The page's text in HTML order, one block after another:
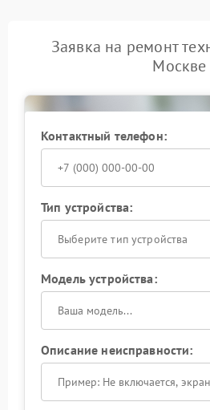
Заявка на ремонт
Москве
Контактный телефон:
Тип устройства:
Выберите тип устройства
Модель устройства:
Описание неисправности: